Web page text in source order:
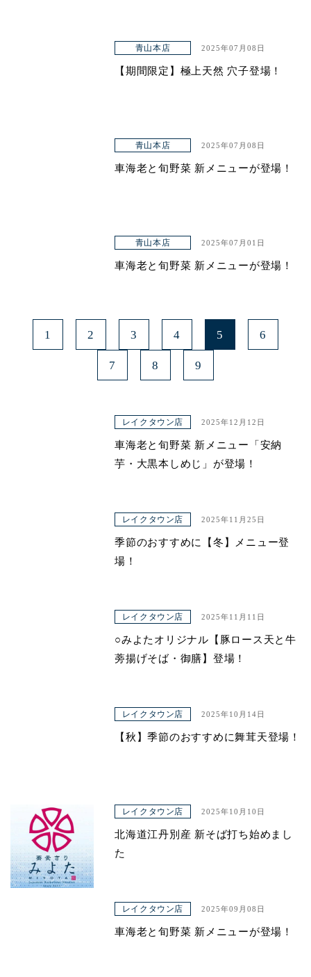
青山本店 2025年07月08日
【期間限定】極上天然 穴子登場！
青山本店 2025年07月08日
車海老と旬野菜 新メニューが登場！
青山本店 2025年07月01日
車海老と旬野菜 新メニューが登場！
1 2 3 4 5 6
7 8 9
レイクタウン店 2025年12月12日
車海老と旬野菜 新メニュー「安納
芋・大黒本しめじ」が登場！
レイクタウン店 2025年11月25日
季節のおすすめに【冬】メニュー登
場！
レイクタウン店 2025年11月11日
○みよたオリジナル【豚ロース天と牛
蒡揚げそば・御膳】登場！
レイクタウン店 2025年10月14日
【秋】季節のおすすめに舞茸天登場！
レイクタウン店 2025年10月10日
北海道江丹別産 新そば打ち始めまし
た
レイクタウン店 2025年09月08日
車海老と旬野菜 新メニューが登場！